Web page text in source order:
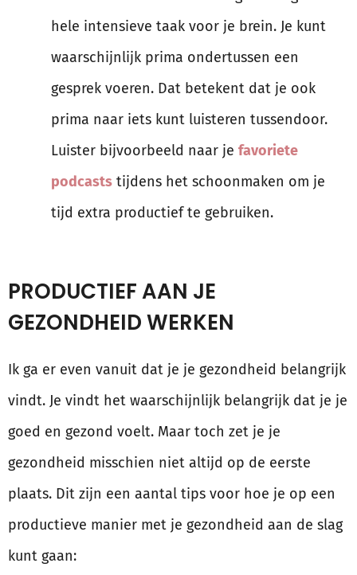
hele intensieve taak voor je brein. Je kunt
waarschijnlijk prima ondertussen een
gesprek voeren. Dat betekent dat je ook
prima naar iets kunt luisteren tussendoor.
Luister bijvoorbeeld naar je favoriete
podcasts tijdens het schoonmaken om je
tijd extra productief te gebruiken.
PRODUCTIEF AAN JE
GEZONDHEID WERKEN
Ik ga er even vanuit dat je je gezondheid belangrijk
vindt. Je vindt het waarschijnlijk belangrijk dat je je
goed en gezond voelt. Maar toch zet je je
gezondheid misschien niet altijd op de eerste
plaats. Dit zijn een aantal tips voor hoe je op een
productieve manier met je gezondheid aan de slag
kunt gaan: